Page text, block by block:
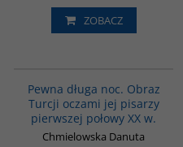
ZOBACZ
Pewna długa noc. Obraz
Turcji oczami jej pisarzy
pierwszej połowy XX w.
Chmielowska Danuta